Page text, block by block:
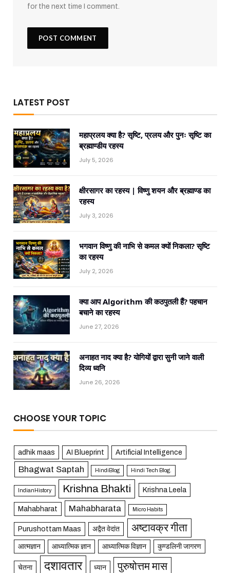
for the next time I comment.
LATEST POST
महाप्रलय क्या है? सृष्टि, प्रलय और पुनः सृष्टि का
ब्रह्माण्डीय रहस्य
July 5, 2026
क्षीरसागर का रहस्य | विष्णु शयन और ब्रह्माण्ड का
रहस्य
July 3, 2026
भगवान विष्णु की नाभि से कमल क्यों निकला? सृष्टि
का रहस्य
July 2, 2026
क्या आप Algorithm की कठपुतली हैं? पहचान
बचाने का रहस्य
June 27, 2026
अनाहत नाद क्या है? योगियों द्वारा सुनी जाने वाली
दिव्य ध्वनि
June 26, 2026
CHOOSE YOUR TOPIC
adhik maas AI Blueprint Artificial Intelligence
Bhagwat Saptah HindiBlog Hindi Tech Blog.
IndianHistory Krishna Bhakti Krishna Leela
Mahabharat Mahabharata Micro Habits
Purushottam Maas अद्वैत वेदांत अष्टावक्र गीता
आत्मज्ञान आध्यात्मिक ज्ञान आध्यात्मिक विज्ञान कुण्डलिनी जागरण
चेतना दशावतार ध्यान पुरुषोत्तम मास